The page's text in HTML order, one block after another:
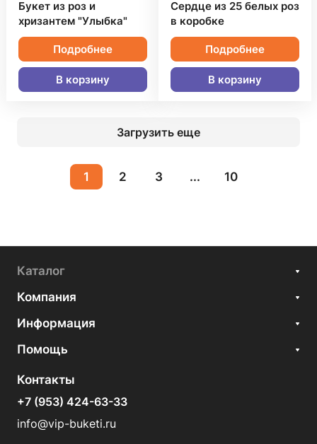
Букет из роз и
хризантем "Улыбка"
Подробнее
В корзину
Сердце из 25 белых роз
в коробке
Подробнее
В корзину
Загрузить еще
1 2 3 ... 10
Каталог
Компания
Информация
Помощь
Контакты
+7 (953) 424-63-33
info@vip-buketi.ru